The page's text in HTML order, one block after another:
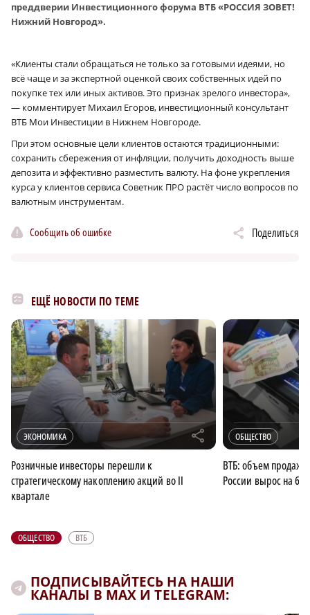
преддверии Инвестиционного форума ВТБ «РОССИЯ ЗОВЕТ!
Нижний Новгород».
«Клиенты стали обращаться не только за готовыми идеями, но
всё чаще и за экспертной оценкой своих собственных идей по
покупке тех или иных активов. Это признак зрелого инвестора»,
— комментирует Михаил Егоров, инвестиционный консультант
ВТБ Мои Инвестиции в Нижнем Новгороде.
При этом основные цели клиентов остаются традиционными:
сохранить сбережения от инфляции, получить доходность выше
депозита и эффективно разместить валюту. На фоне укрепления
курса у клиентов сервиса Советник ПРО растёт число вопросов по
валютным инструментам.
Сообщить об ошибке Поделиться
ЕЩЁ НОВОСТИ ПО ТЕМЕ
ЭКОНОМИКА r
Розничные инвесторы перешли к
стратегическому накоплению акций во II
квартале
ОБЩЕСТВО
ВТБ: объем продаж
России вырос на
ОБЩЕСТВО ВТБ
ПОДПИСЫВАЙТЕСЬ НА НАШИ
КАНАЛЫ В MAX И TELEGRAM: